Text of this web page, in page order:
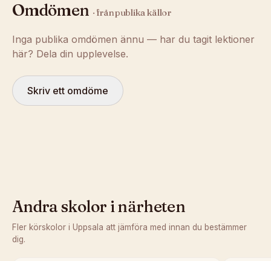
Omdömen · från publika källor
Inga publika omdömen ännu — har du tagit lektioner
här? Dela din upplevelse.
Skriv ett omdöme
Andra skolor i närheten
Fler körskolor i Uppsala att jämföra med innan du bestämmer
dig.